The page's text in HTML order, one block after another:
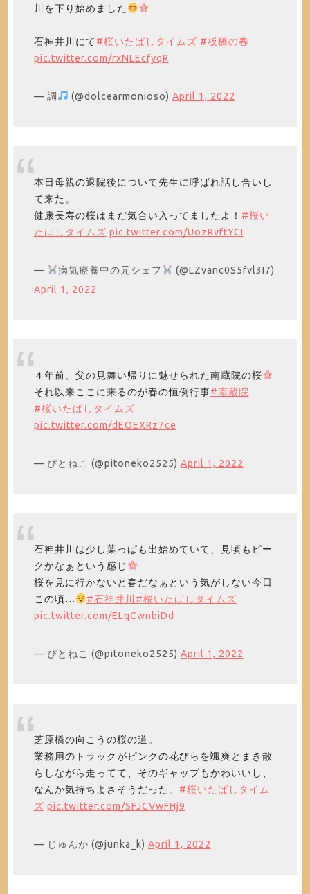
川を下り始めました
石神井川にて#桜いたばしタイムズ #板橋の春
pic.twitter.com/rxNLEcfyqR
— 調 (@dolcearmonioso) April 1, 2022
本日母親の退院後について先生に呼ばれ話し合いし
て来た。
健康長寿の桜はまだ気合い入ってましたよ！ #桜い
たばしタイムズ pic.twitter.com/UozRvftYCI
— 病気療養中の元シェフ
(@LZvanc0S5fvl3I7)
April 1, 2022
４年前、父の見舞い帰りに魅せられた南蔵院の桜
それ以来ここに来るのが春の恒例行事#南蔵院
#桜いたばしタイムズ
pic.twitter.com/dEOEXRz7ce
— ぴとねこ (@pitoneko2525) April 1, 2022
石神井川は少し葉っぱも出始めていて、見頃もピー
クかなぁという感じ
桜を見に行かないと春だなぁという気がしない今日
この頃…
#石神井川 #桜いたばしタイムズ
pic.twitter.com/ELqCwnbiDd
— ぴとねこ (@pitoneko2525) April 1, 2022
芝原橋の向こうの桜の道。
業務用のトラックがピンクの花びらを颯爽とまき散
らしながら走ってて、そのギャップもかわいいし、
なんか気持ちよさそうだった。 #桜いたばしタイム
ズ pic.twitter.com/SFJCVwFHj9
— じゅんか (@junka_k) April 1, 2022